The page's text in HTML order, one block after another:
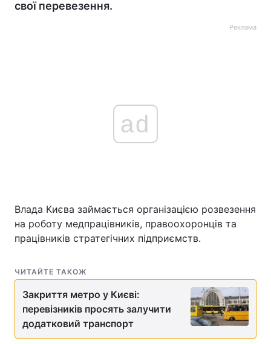
свої перевезення.
Реклама
ad
Влада Києва займається організацією розвезення
на роботу медпрацівників, правоохоронців та
працівників стратегічних підприємств.
ЧИТАЙТЕ ТАКОЖ
Закриття метро у Києві:
перевізників просять залучити
додатковий транспорт